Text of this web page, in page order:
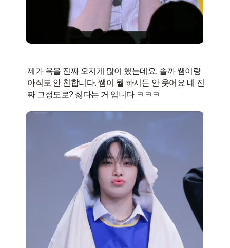
제가 욕을 진짜 오지게 많이 했는데요. 솔까 쌤이랑
아직도 안 친합니다. 쌤이 뭘 하시든 안 웃어요 네 진